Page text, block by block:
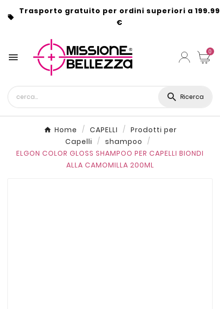

Trasporto gratuito per ordini superiori a 199.99
€
 0
 Ricerca
Home CAPELLI
Prodotti per
Capelli
shampoo
ELGON COLOR GLOSS SHAMPOO PER CAPELLI BIONDI
ALLA CAMOMILLA 200ML